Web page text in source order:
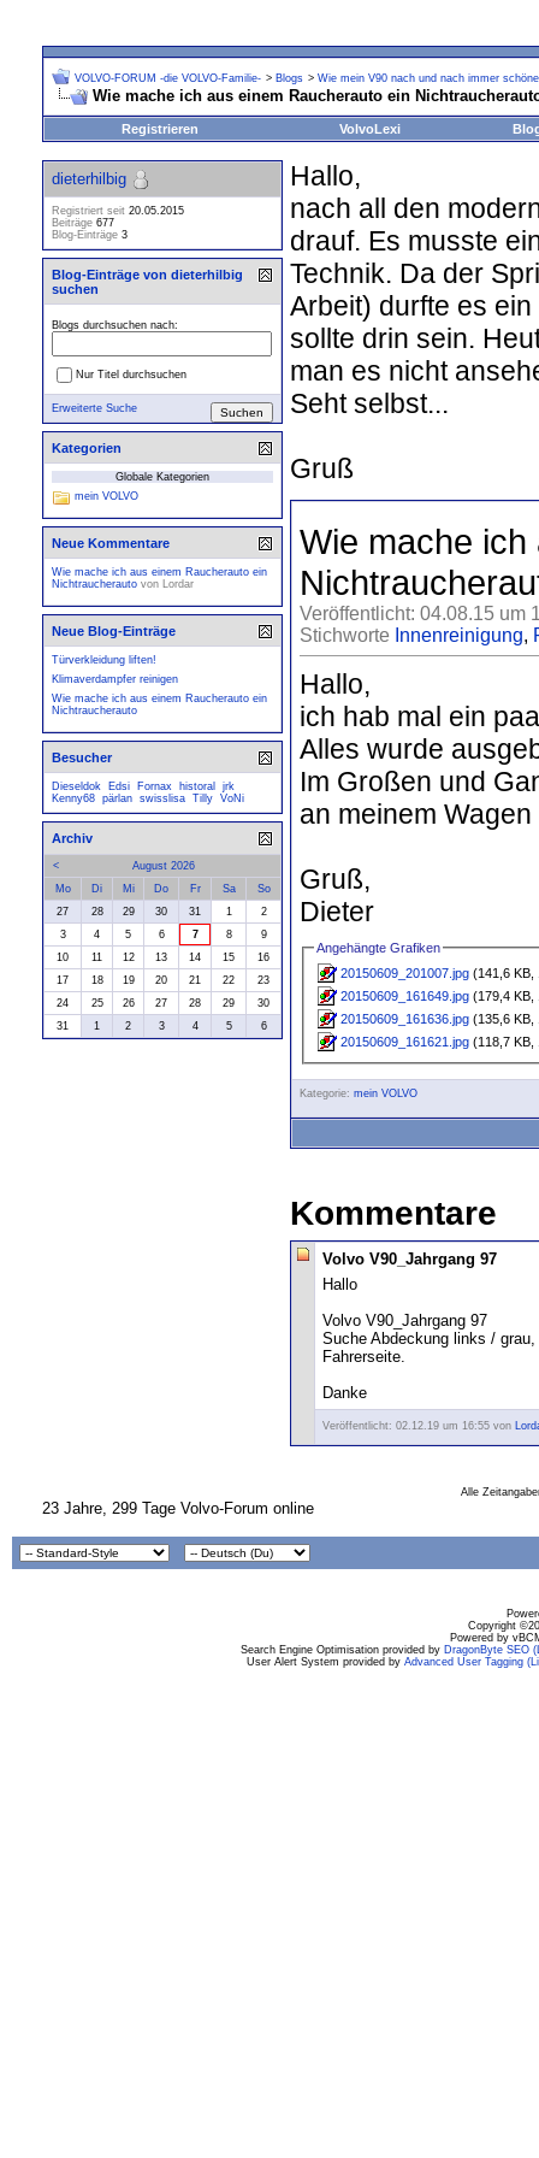
VOLVO-FORUM -die VOLVO-Familie- > Blogs > Wie mein V90 nach und nach immer
Wie mache ich aus einem Raucherauto ein
Registrieren VolvoLexi
Hallo,
nach all den
drauf. Es musste
Technik. Da der
Arbeit) durfte es
sollte drin sein.
man es nicht
Seht selbst...
Gruß
Wie mache
Veröffentlicht: 04.08.15 um
Stichworte Innenreinigung,
Hallo,
ich hab mal ein
Alles wurde
Im Großen und
an meinem
Gruß,
Dieter
Angehängte Grafiken
20150609_201007.jpg (141,6 KB,
20150609_161649.jpg (179,4 KB,
20150609_161636.jpg (135,6 KB,
20150609_161621.jpg (118,7 KB,
Kategorie: mein VOLVO
Kommentare
Volvo V90_Jahrgang 97
Hallo
Volvo V90_Jahrgang 97
Suche Abdeckung links / grau,
Fahrerseite.
Danke
Veröffentlicht: 02.12.19 um 16:55 von
dieterhilbig
Registriert seit 20.05.2015
Beiträge 677
Blog-Einträge 3
Blog-Einträge von dieterhilbig
suchen
Blogs durchsuchen nach:
Nur Titel durchsuchen
Erweiterte Suche
Kategorien
Globale Kategorien
mein VOLVO
Neue Kommentare
Wie mache ich aus einem Raucherauto ein
Nichtraucherauto von Lordar
Neue Blog-Einträge
Türverkleidung liften!
Klimaverdampfer reinigen
Wie mache ich aus einem Raucherauto ein
Nichtraucherauto
Besucher
Dieseldok Edsi Fornax historal
jrk
Kenny68 pärlan swisslisa Tilly VoNi
Archiv
<
August 2026
Mo
Di Mi Do Fr Sa
So
27
28 29 30 31 1
2
3
4 5 6 7 8
9
10
11 12 13 14 15
16
17
18 19 20 21 22
23
24
25 26 27 28 29
30
31
1 2 3 4 5 6
Alle
23 Jahre, 299 Tage Volvo-Forum online
Copyright
Powered by
Search Engine Optimisation provided by DragonByte SEO
User Alert System provided by Advanced User Tagging